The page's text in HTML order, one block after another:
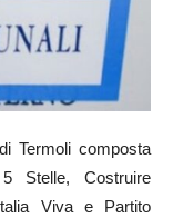
Termoli composta
Stelle, Costruire
Viva e Partito